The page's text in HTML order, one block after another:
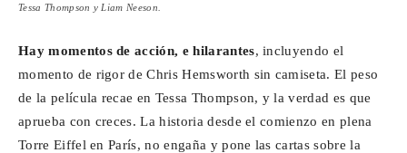
Tessa Thompson y Liam Neeson.
Hay momentos de acción, e hilarantes, incluyendo el
momento de rigor de Chris Hemsworth sin camiseta. El peso
de la película recae en Tessa Thompson, y la verdad es que
aprueba con creces. La historia desde el comienzo en plena
Torre Eiffel en París, no engaña y pone las cartas sobre la